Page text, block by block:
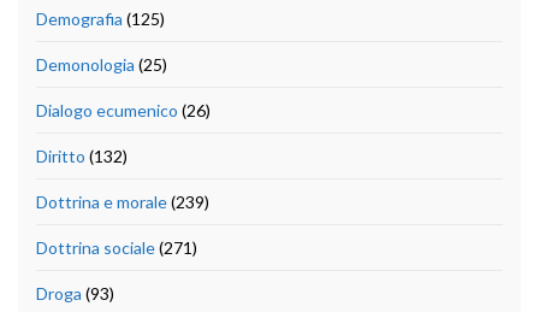
Demografia (125)
Demonologia (25)
Dialogo ecumenico (26)
Diritto (132)
Dottrina e morale(239)
Dottrina sociale(271)
Droga (93)